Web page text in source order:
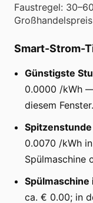
Faustregel:
Smart-Strom-
Günstigste
0.0000 /kWh
diesem Fenster.
0.0070 /kWh
Spülmaschine
Spülmaschine
ca. € 0.00; in